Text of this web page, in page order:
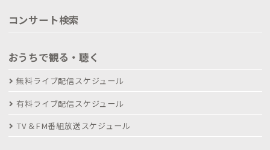
コンサート検索
おうちで観る・聴く
無料ライブ配信スケジュール
有料ライブ配信スケジュール
TV＆FM番組放送スケジュール